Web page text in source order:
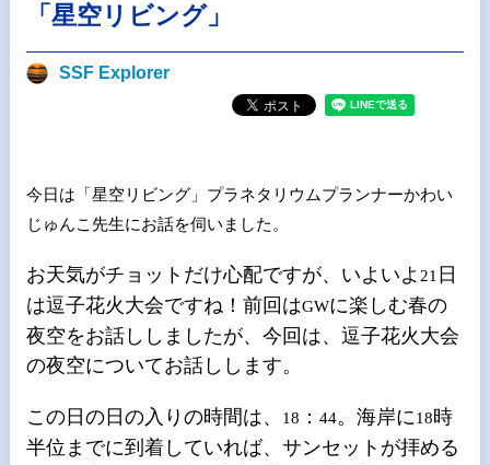
「星空リビング」
SSF Explorer
今日は「星空リビング」プラネタリウムプランナーかわい
じゅんこ先生にお話を伺いました。
お天気がチョットだけ心配ですが、いよいよ 21 日
は逗子花火大会ですね！前回はGWに楽しむ春の
夜空をお話ししましたが、今回は、逗子花火大会
の夜空についてお話しします。
この日の日の入りの時間は、 18 ： 44。海岸に18時
半位までに到着していれば、サンセットが拝める